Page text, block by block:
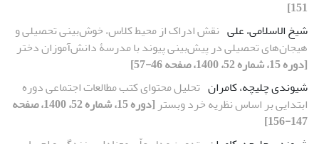
151]
شیخ الاسلامی، علی نقش ادراک از محیط کلاس، خوش‌بینی تحصیلی و
هیجان‌های تحصیلی در پیش‌بینی پیوند با مدرسۀ دانش‌آموزان دختر
[دوره 15، شماره 52، 1400، صفحه 46-57]
شیوندی چلیچه، کامران تحلیل محتوای کتب مطالعات اجتماعی دوره
ابتدایی بر اساس نظریه خرد وبستر
[دوره 15، شماره 52، 1400، صفحه
147-156]